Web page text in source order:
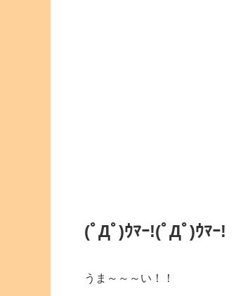
(ﾟДﾟ)ｳﾏｰ!(ﾟДﾟ)ｳﾏｰ!
うま～～～い！！